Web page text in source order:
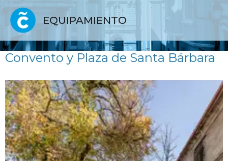
EQUIPAMIENTO
Convento y Plaza de Santa Bárbara